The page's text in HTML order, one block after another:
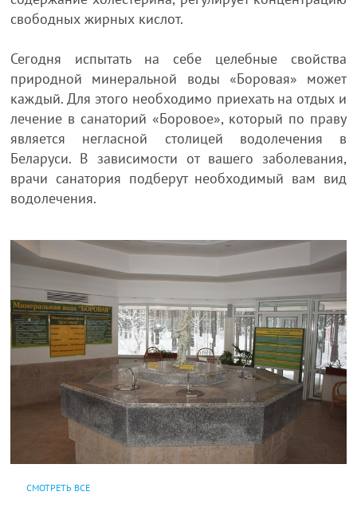
свободных жирных кислот.
Сегодня испытать на себе целебные свойства
природной минеральной воды «Боровая» может
каждый. Для этого необходимо приехать на отдых и
лечение в санаторий «Боровое», который по праву
является негласной столицей водолечения в
Беларуси. В зависимости от вашего заболевания,
врачи санатория подберут необходимый вам вид
водолечения.
СМОТРЕТЬ ВСЕ